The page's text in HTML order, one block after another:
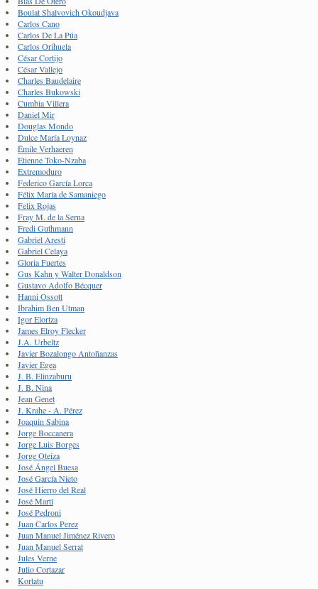
Boulat Shalvovich Okoudjava
Carlos Cano
Carlos De La Púa
Carlos Orihuela
César Cortijo
César Vallejo
Charles Baudelaire
Charles Bukowski
Cumbia Villera
Daniel Mir
Douglas Mondo
Dulce María Loynaz
Émile Verhaeren
Etienne Toko-Nzaba
Extremoduro
Federico García Lorca
Félix María de Samaniego
Felix Rojas
Fray M. de la Serna
Fredi Guthmann
Gabriel Aresti
Gabriel Celaya
Gloria Fuertes
Gus Kahn y Walter Donaldson
Gustavo Adolfo Bécquer
Hanni Ossott
Ibrahim Ben Utman
Igor Elortza
James Elroy Flecker
J.A. Urbeltz
Javier Bozalongo Antoñanzas
Javier Egea
J. B. Elinzaburu
J. B. Nina
Jean Genet
J. Krahe - A. Pérez
Joaquin Sabina
Jorge Boccanera
Jorge Luis Borges
Jorge Oteiza
José Ángel Buesa
José García Nieto
José Hierro del Real
José Martí
José Pedroni
Juan Carlos Perez
Juan Manuel Jiménez Rivero
Juan Manuel Serrat
Jules Verne
Julio Cortazar
Kortatu